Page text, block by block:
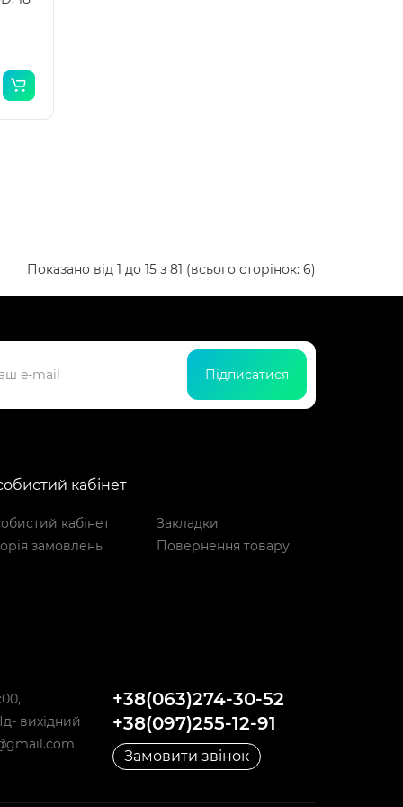
Показано від 1 до 15 з 81 (всього сторінок: 6)
Підписатися
кабінет
кабінет
замовлень
Закладки
Повернення товару
вихідний
+38(063)274-30-52
+38(097)255-12-91
Замовити звінок